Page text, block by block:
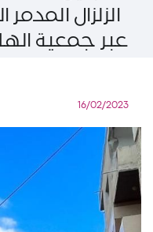
الزلزال
عبر جمعية
16/02/2023